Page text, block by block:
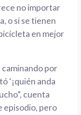
no importar
o si se tienen
en mejor
caminando por
‘¡quién anda
cuenta
episodio, pero